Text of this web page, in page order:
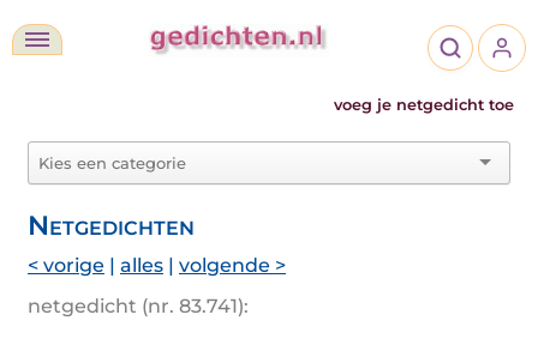
voeg je netgedicht toe
Netgedichten
< vorige | alles | volgende >
netgedicht (nr. 83.741):